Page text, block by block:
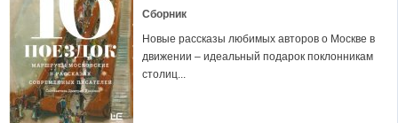
Сборник
Новые рассказы любимых авторов о Москве в
движении – идеальный подарок поклонникам
столиц...